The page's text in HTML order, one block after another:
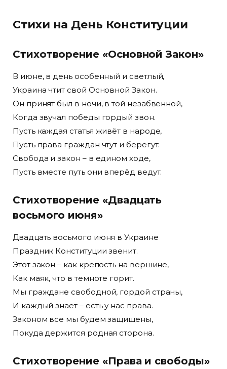
Стихи на День Конституции
Стихотворение «Основной Закон»
В июне, в день особенный и светлый,
Украина чтит свой Основной Закон.
Он принят был в ночи, в той незабвенной,
Когда звучал победы гордый звон.
Пусть каждая статья живёт в народе,
Пусть права граждан чтут и берегут.
Свобода и закон – в едином ходе,
Пусть вместе путь они вперёд ведут.
Стихотворение «Двадцать
восьмого июня»
Двадцать восьмого июня в Украине
Праздник Конституции звенит.
Этот закон – как крепость на вершине,
Как маяк, что в темноте горит.
Мы граждане свободной, гордой страны,
И каждый знает – есть у нас права.
Законом все мы будем защищены,
Покуда держится родная сторона.
Стихотворение «Права и свободы»